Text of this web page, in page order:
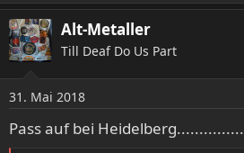
Alt-Metaller
Till Deaf Do Us Part
31. Mai 2018
Pass auf bei Heidelberg...............